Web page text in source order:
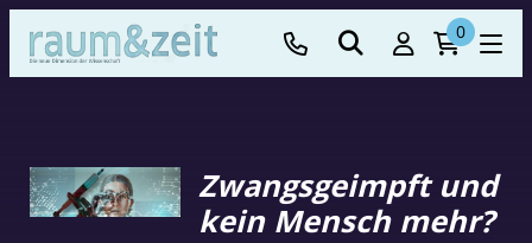
0
Zwangsgeimpft und
kein Mensch mehr?